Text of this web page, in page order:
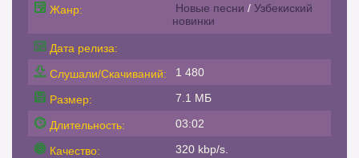
Жанр: Новые песни / Узбекиский
новинки
Дата релиза:
Слушали/Скачиваний:
1 480
Размер: 7.1 МБ
Длительность: 03:02
Качество: 320 kbp/s.